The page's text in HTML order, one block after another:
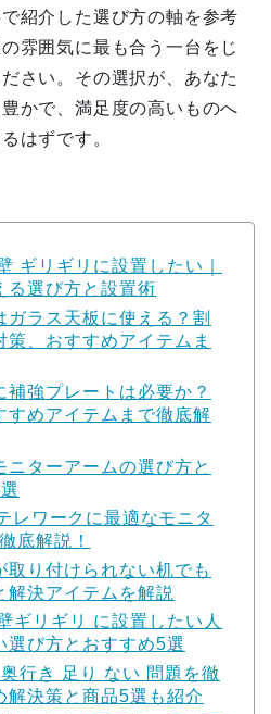
紹介した選び方の軸を参考
雰囲気に最も合う一台をじ
さい。その選択が、あなた
かで、満足度の高いものへ
はずです。
ギリギリに設置したい｜
る選び方と設置術
ガラス天板に使える？割
策、おすすめアイテムま
補強プレートは必要か？
すめアイテムまで徹底解
ニターアームの選び方と
レワークに最適なモニタ
底解説！
取り付けられない机でも
解決アイテムを解説
ギリギリ に設置したい人
選び方とおすすめ5選
行き 足り ない 問題を徹
解決策と商品5選も紹介